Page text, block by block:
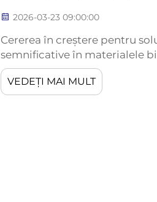
2026-03-23 09:00:00
Cererea în creștere pentru
semnificative în materialele
alternativă importantă față
ecologice sunt fabricate...
VEDEȚI MAI MULT